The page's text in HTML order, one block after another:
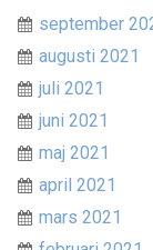
september
augusti 2021
juli 2021
juni 2021
maj 2021
april 2021
mars 2021